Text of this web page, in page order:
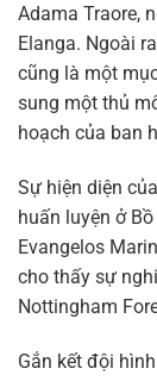
Adama Traore,
Elanga. Ngoài
cũng là một
sung một thủ
hoạch của ban
Sự hiện diện
huấn luyện ở
Evangelos
cho thấy sự
Nottingham
Gắn kết đội